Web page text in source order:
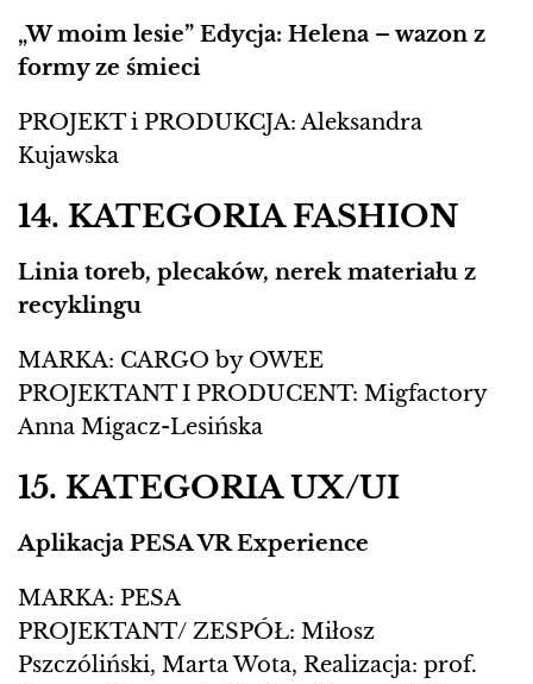
„W moim lesie” Edycja: Helena – wazon z
formy ze śmieci
PROJEKT i PRODUKCJA: Aleksandra
Kujawska
14. KATEGORIA FASHION
Linia toreb, plecaków, nerek materiału z
recyklingu
MARKA: CARGO by OWEE
PROJEKTANT I PRODUCENT: Migfactory
Anna Migacz-Lesińska
15. KATEGORIA UX/UI
Aplikacja PESA VR Experience
MARKA: PESA
PROJEKTANT/ ZESPÓŁ: Miłosz
Pszczóliński, Marta Wota, Realizacja: prof.